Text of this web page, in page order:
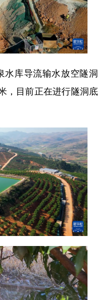
库导流输水放空隧洞
，目前正在进行隧洞底